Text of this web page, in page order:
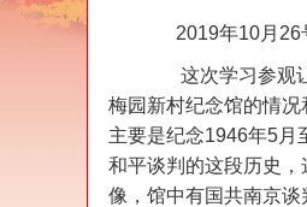
2019年10月26
这次学习参观让
梅园新村纪念馆的情况
主要是纪念1946年5月
和平谈判的这段历史
像，馆中有国共南京